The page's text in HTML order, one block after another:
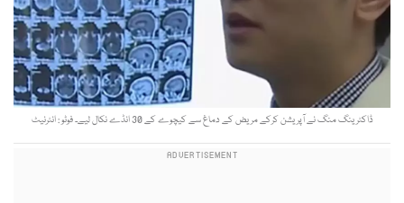
ڈاکٹر ینگ منگ نے آپریشن کرکے مریض کے دماغ سے کیچوے کے 30 انڈے نکال لیے۔ فوٹو : انٹرنیٹ